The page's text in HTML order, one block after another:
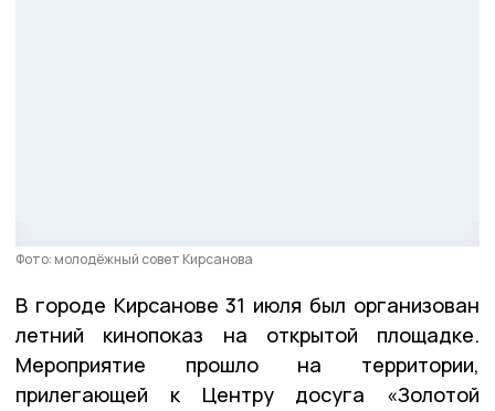
Фото: молодёжный совет Кирсанова
В городе Кирсанове 31 июля был организован
летний кинопоказ на открытой площадке.
Мероприятие прошло на территории,
прилегающей к Центру досуга «Золотой